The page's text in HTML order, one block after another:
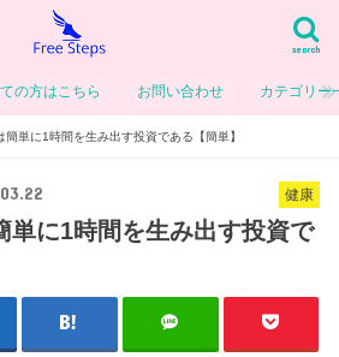
search
の方はこちら お問い合わせ カテゴリー
簡単に1時間を生み出す投資である【簡単】
健康
単に1時間を生み出す投資で